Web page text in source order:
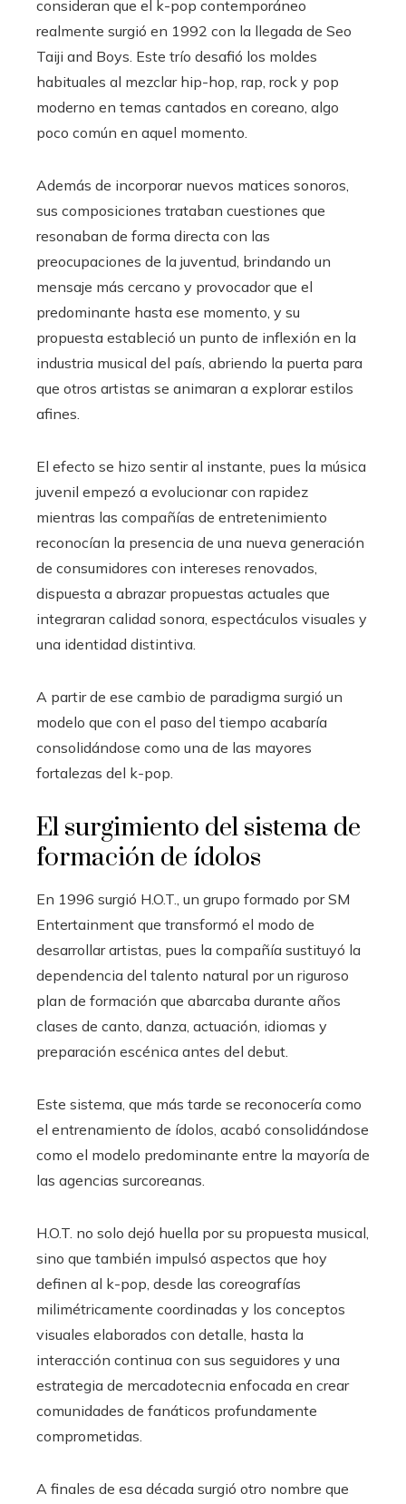
consideran que el k-pop contemporáneo
realmente surgió en 1992 con la llegada de Seo
Taiji and Boys. Este trío desafió los moldes
habituales al mezclar hip-hop, rap, rock y pop
moderno en temas cantados en coreano, algo
poco común en aquel momento.
Además de incorporar nuevos matices sonoros,
sus composiciones trataban cuestiones que
resonaban de forma directa con las
preocupaciones de la juventud, brindando un
mensaje más cercano y provocador que el
predominante hasta ese momento, y su
propuesta estableció un punto de inflexión en la
industria musical del país, abriendo la puerta para
que otros artistas se animaran a explorar estilos
afines.
El efecto se hizo sentir al instante, pues la música
juvenil empezó a evolucionar con rapidez
mientras las compañías de entretenimiento
reconocían la presencia de una nueva generación
de consumidores con intereses renovados,
dispuesta a abrazar propuestas actuales que
integraran calidad sonora, espectáculos visuales y
una identidad distintiva.
A partir de ese cambio de paradigma surgió un
modelo que con el paso del tiempo acabaría
consolidándose como una de las mayores
fortalezas del k-pop.
El surgimiento del sistema de
formación de ídolos
En 1996 surgió H.O.T., un grupo formado por SM
Entertainment que transformó el modo de
desarrollar artistas, pues la compañía sustituyó la
dependencia del talento natural por un riguroso
plan de formación que abarcaba durante años
clases de canto, danza, actuación, idiomas y
preparación escénica antes del debut.
Este sistema, que más tarde se reconocería como
el entrenamiento de ídolos, acabó consolidándose
como el modelo predominante entre la mayoría de
las agencias surcoreanas.
H.O.T. no solo dejó huella por su propuesta musical,
sino que también impulsó aspectos que hoy
definen al k-pop, desde las coreografías
milimétricamente coordinadas y los conceptos
visuales elaborados con detalle, hasta la
interacción continua con sus seguidores y una
estrategia de mercadotecnia enfocada en crear
comunidades de fanáticos profundamente
comprometidas.
A finales de esa década surgió otro nombre que